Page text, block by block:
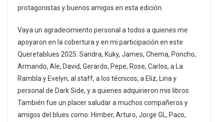
protagonistas y buenos amigos en esta edición.
Vaya un agradecimiento personal a todos a quienes me
apoyaron en la cobertura y en mi participación en este
Queretablues 2025: Sandra, Kuky, James, Chema, Poncho,
Armando, Ale, David, Gerardo, Pepe, Rose, Carlos, a La
Rambla y Evelyn, al staff, a los técnicos, a Eliz, Lina y
personal de Dark Side, y a quienes adquirieron mis libros.
También fue un placer saludar a muchos compañeros y
amigos del blues como: Himber, Arturo, Jorge GL, Paco,